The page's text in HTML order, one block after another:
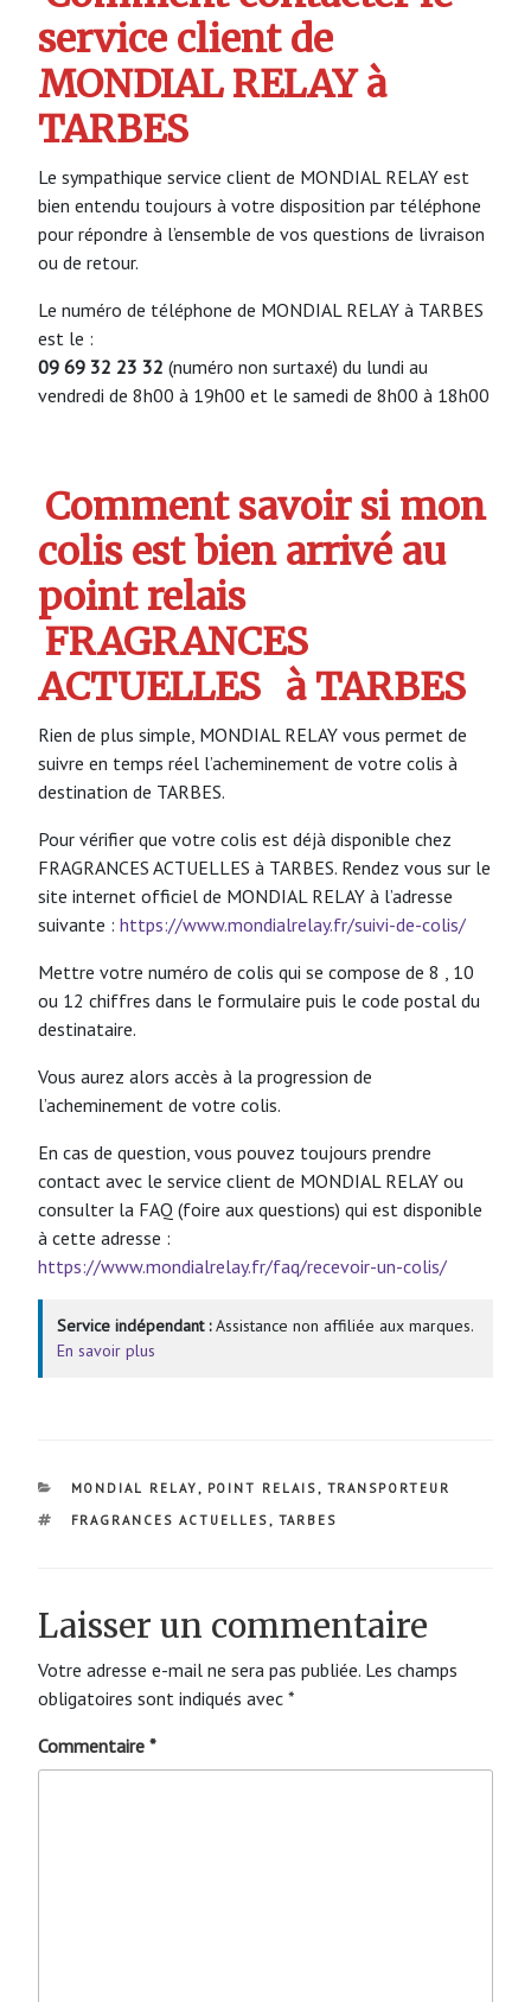
service client de
MONDIAL RELAY à
TARBES
Le sympathique service client de MONDIAL RELAY est
bien entendu toujours à votre disposition par téléphone
pour répondre à l’ensemble de vos questions de livraison
ou de retour.
Le numéro de téléphone de MONDIAL RELAY à TARBES
est le :
09 69 32 23 32 (numéro non surtaxé) du lundi au
vendredi de 8h00 à 19h00 et le samedi de 8h00 à 18h00
Comment savoir si mon
colis est bien arrivé au
point relais
FRAGRANCES
ACTUELLES à TARBES
Rien de plus simple, MONDIAL RELAY vous permet de
suivre en temps réel l’acheminement de votre colis à
destination de TARBES.
Pour vérifier que votre colis est déjà disponible chez
FRAGRANCES ACTUELLES à TARBES. Rendez vous sur le
site internet officiel de MONDIAL RELAY à l’adresse
suivante : https://www.mondialrelay.fr/suivi-de-colis/
Mettre votre numéro de colis qui se compose de 8 , 10
ou 12 chiffres dans le formulaire puis le code postal du
destinataire.
Vous aurez alors accès à la progression de
l’acheminement de votre colis.
En cas de question, vous pouvez toujours prendre
contact avec le service client de MONDIAL RELAY ou
consulter la FAQ (foire aux questions) qui est disponible
à cette adresse :
https://www.mondialrelay.fr/faq/recevoir-un-colis/
Service indépendant :Assistance non affiliée aux marques.
En savoir plus
CATÉGORIES
MONDIAL RELAY , POINT RELAIS , TRANSPORTEUR
ÉTIQUETTES
FRAGRANCES ACTUELLES , TARBES
Laisser un commentaire
Votre adresse e-mail ne sera pas publiée. Les champs
obligatoires sont indiqués avec *
Commentaire *